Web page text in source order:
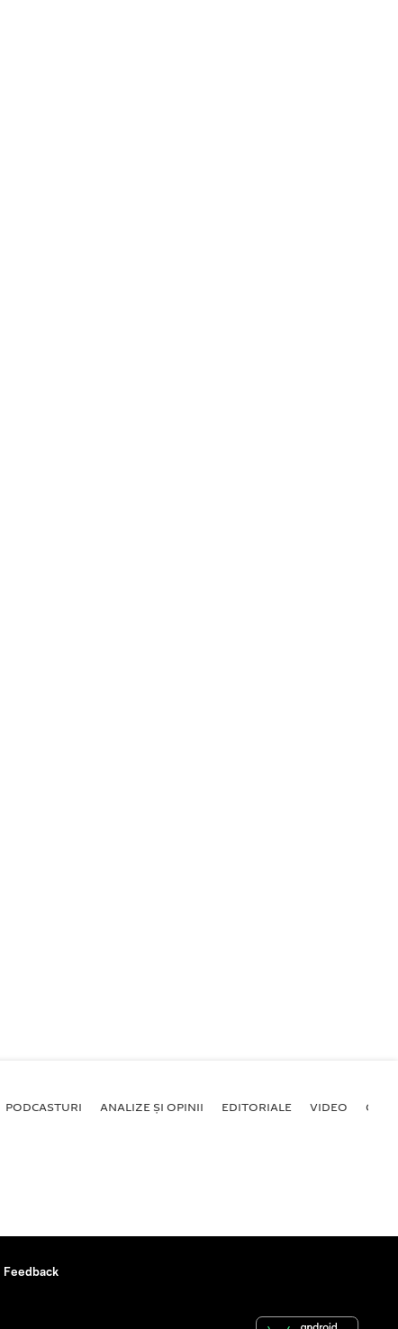
PODCASTURI ANALIZE ȘI OPINII EDITORIALE VIDEO
Feedback